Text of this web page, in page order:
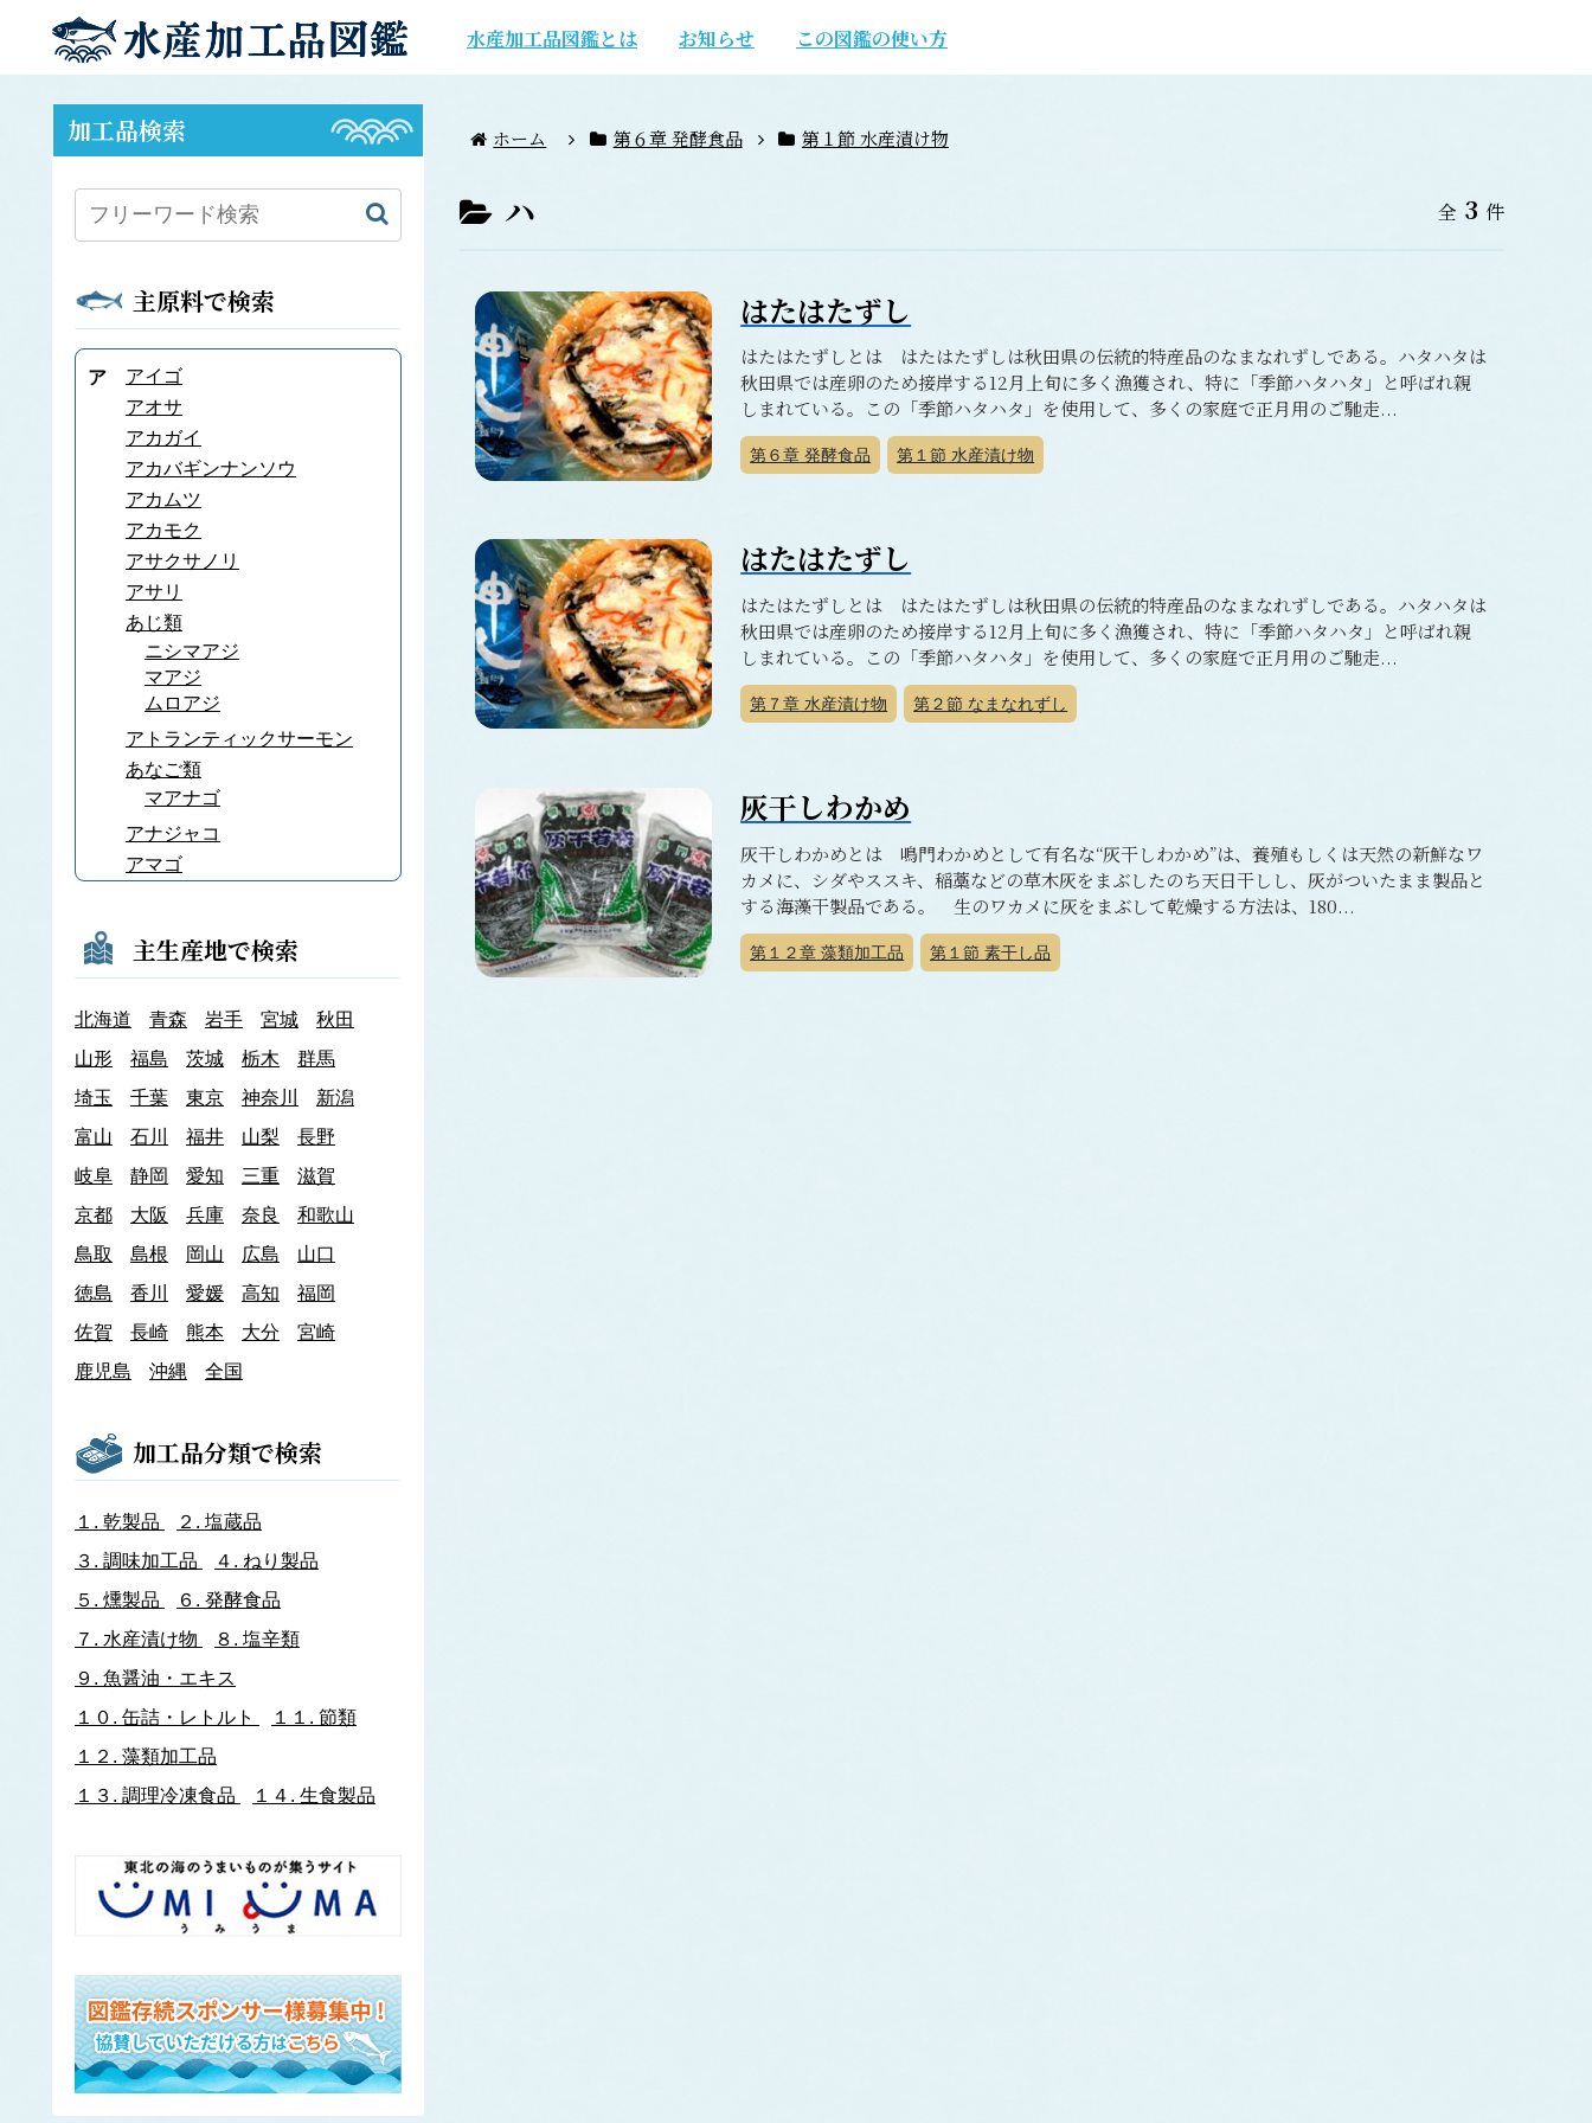
水産加工品図鑑とは お知らせ この図鑑の使い方
ホーム 第６章 発酵食品 第１節 水産漬け物
ハ 全 3 件
はたはたずし
はたはたずしとは はたはたずしは秋田県の伝統的特産品のなまなれずしである。ハタハタは
秋田県では産卵のため接岸する12月上旬に多く漁獲され、特に「季節ハタハタ」と呼ばれ親
しまれている。この「季節ハタハタ」を使用して、多くの家庭で正月用のご馳走...
第６章 発酵食品 第１節 水産漬け物
はたはたずし
はたはたずしとは はたはたずしは秋田県の伝統的特産品のなまなれずしである。ハタハタは
秋田県では産卵のため接岸する12月上旬に多く漁獲され、特に「季節ハタハタ」と呼ばれ親
しまれている。この「季節ハタハタ」を使用して、多くの家庭で正月用のご馳走...
第７章 水産漬け物 第２節 なまなれずし
灰干しわかめ
灰干しわかめとは 鳴門わかめとして有名な“灰干しわかめ”は、養殖もしくは天然の新鮮なワ
カメに、シダやススキ、稲藁などの草木灰をまぶしたのち天日干しし、灰がついたまま製品と
する海藻干製品である。 生のワカメに灰をまぶして乾燥する方法は、180...
第１２章 藻類加工品 第１節 素干し品
加工品検索
主原料で検索
ア
アイゴ
アオサ
アカガイ
アカバギンナンソウ
アカムツ
アカモク
アサクサノリ
アサリ
あじ類
ニシマアジ
マアジ
ムロアジ
アトランティックサーモン
あなご類
マアナゴ
アナジャコ
アマゴ
あみ類
アキアミ
アユ
アラメ
エゾアワビ
クロアワビ
マダカアワビ
メガイアワビ
イ
イカナゴ
いか類
アオリイカ
アメリカオオアカイカ
アルゼンチンイレックス
アルゼンチンマツイカ
スルメイカ
ニュージーランドスルメイカ
ヤリイカ
イサザ
イトヨリダイ
いわし類
ウルメイワシ
マイワシ
イワナ
ウ
ウキゴリ
ウップルイノリ
うなぎ類
うに類
エゾバフンウニ
キタムラサキウニ
バフンウニ
ムラサキウニ
ウミタケ
うみへび類
主生産地で検索
北海道 青森 岩手 宮城
秋田
山形
福島 茨城 栃木
群馬
埼玉
千葉 東京 神奈川
新潟
富山
石川 福井 山梨
長野
岐阜
静岡 愛知 三重
滋賀
京都
大阪 兵庫 奈良
和歌山
鳥取
島根 岡山 広島
山口
徳島
香川 愛媛 高知
福岡
佐賀
長崎 熊本 大分
宮崎
鹿児島
沖縄 全国
加工品分類で検索
１. 乾製品 ２. 塩蔵品
３. 調味加工品 ４. ねり製品
５. 燻製品 ６. 発酵食品
７. 水産漬け物 ８. 塩辛類
９. 魚醤油・エキス
１０. 缶詰・レトルト １１. 節類
１２. 藻類加工品
１３. 調理冷凍食品 １４. 生食製品